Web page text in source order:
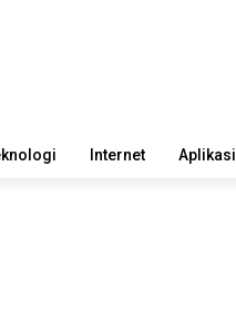
Internet Aplikasi